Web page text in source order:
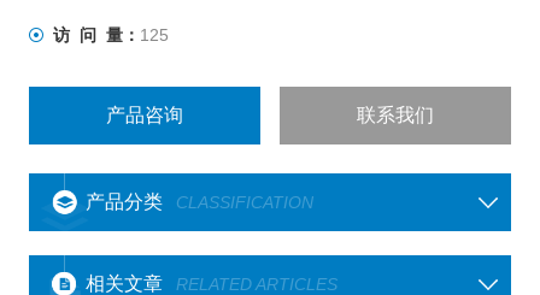
访 问 量： 125
产品咨询 联系我们
产品分类 CLASSIFICATION
相关文章 RELATED ARTICLES